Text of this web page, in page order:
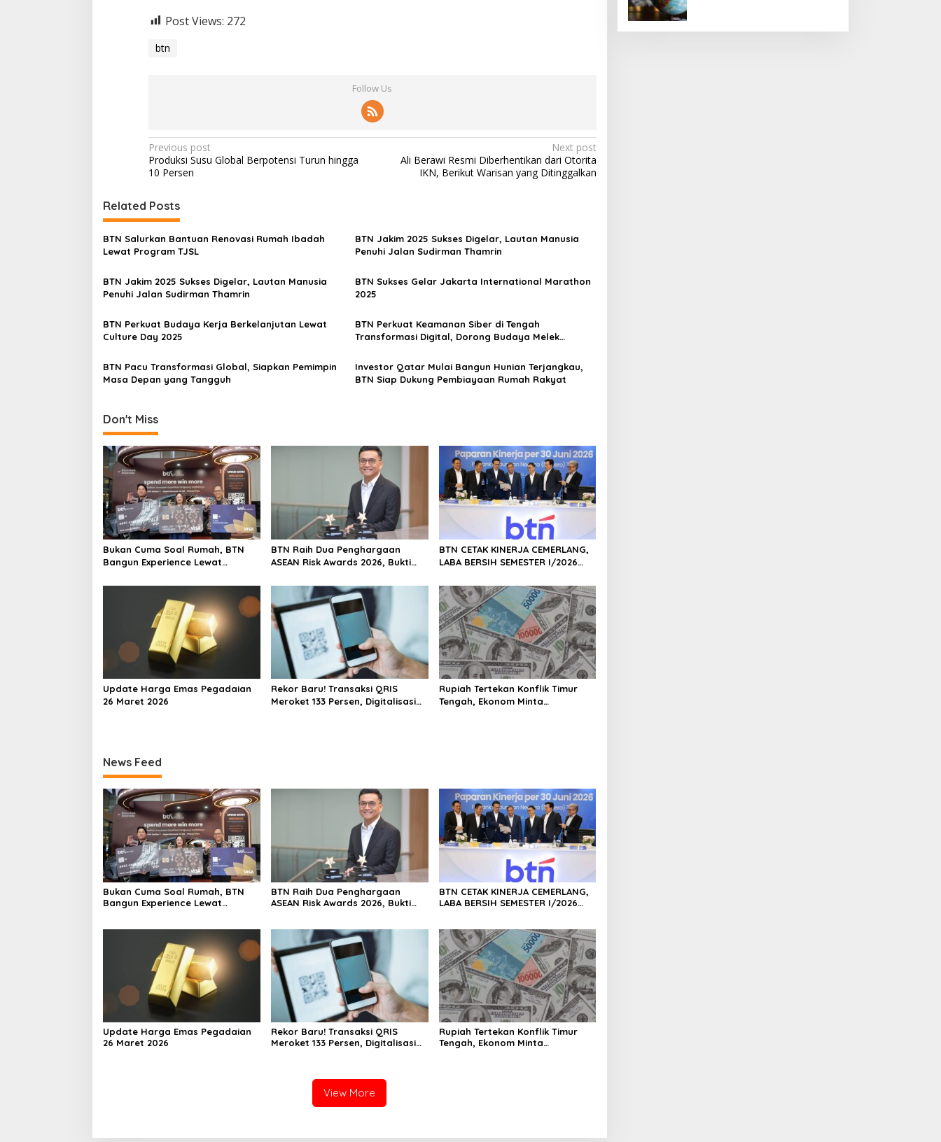
Post Views: 272
btn
Follow Us
P
o
t
n
a
i
a
t
i
o
Previous post
Produksi Susu Global Berpotensi Turun hingga
10 Persen
Next post
Ali Berawi Resmi Diberhentikan dari Otorita
IKN, Berikut Warisan yang Ditinggalkan
Related Posts
BTN Salurkan Bantuan Renovasi Rumah Ibadah
Lewat Program TJSL
BTN Jakim 2025 Sukses Digelar, Lautan Manusia
Penuhi Jalan Sudirman Thamrin
BTN Jakim 2025 Sukses Digelar, Lautan Manusia
Penuhi Jalan Sudirman Thamrin
BTN Sukses Gelar Jakarta International Marathon
2025
BTN Perkuat Budaya Kerja Berkelanjutan Lewat
Culture Day 2025
BTN Perkuat Keamanan Siber di Tengah
Transformasi Digital, Dorong Budaya Melek
BTN Pacu Transformasi Global, Siapkan Pemimpin
Masa Depan yang Tangguh
Investor Qatar Mulai Bangun Hunian Terjangkau,
BTN Siap Dukung Pembiayaan Rumah Rakyat
Don't Miss
Bukan Cuma Soal Rumah, BTN
Bangun Experience Lewat
BTN Raih Dua Penghargaan
ASEAN Risk Awards 2026, Bukti
Berstandar Internasional
Perkuat Pertumbuhan
Berkelanjutan
BTN CETAK KINERJA CEMERLANG,
LABA BERSIH SEMESTER I/2026
JADI 2,99%
Update Harga Emas Pegadaian
26 Maret 2026
Rekor Baru! Transaksi QRIS
Meroket 133 Persen, Digitalisasi
Rupiah Tertekan Konflik Timur
Tengah, Ekonom Minta
News Feed
Bukan Cuma Soal Rumah, BTN
Bangun Experience Lewat
BTN Raih Dua Penghargaan
ASEAN Risk Awards 2026, Bukti
Perkuat Pertumbuhan
Berkelanjutan
BTN CETAK KINERJA CEMERLANG,
LABA BERSIH SEMESTER I/2026
Update Harga Emas Pegadaian
26 Maret 2026
Rekor Baru! Transaksi QRIS
Meroket 133 Persen, Digitalisasi
Rupiah Tertekan Konflik Timur
Tengah, Ekonom Minta
View More